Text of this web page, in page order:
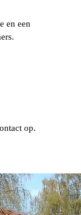
en een
op.